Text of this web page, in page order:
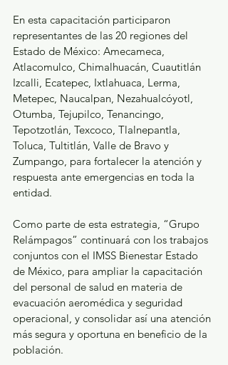
En esta capacitación participaron
representantes de las 20 regiones del
Estado de México: Amecameca,
Atlacomulco, Chimalhuacán, Cuautitlán
Izcalli, Ecatepec, Ixtlahuaca, Lerma,
Metepec, Naucalpan, Nezahualcóyotl,
Otumba, Tejupilco, Tenancingo,
Tepotzotlán, Texcoco, Tlalnepantla,
Toluca, Tultitlán, Valle de Bravo y
Zumpango, para fortalecer la atención y
respuesta ante emergencias en toda la
entidad.
Como parte de esta estrategia, “Grupo
Relámpagos” continuará con los trabajos
conjuntos con el IMSS Bienestar Estado
de México, para ampliar la capacitación
del personal de salud en materia de
evacuación aeromédica y seguridad
operacional, y consolidar así una atención
más segura y oportuna en beneficio de la
población.